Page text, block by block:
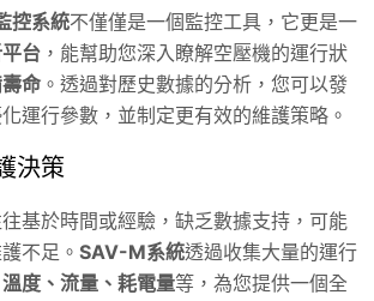
控系統不僅僅是一個監控工具，它更是一
台 ，能幫助您深入瞭解空壓機的運行狀
命 。透過對歷史數據的分析，您可以發
運行參數，並制定更有效的維護策略。
決策
基於時間或經驗，缺乏數據支持，可能
不足。 SAV-M系統透過收集大量的運行
度、流量、耗電量等，為您提供一個全